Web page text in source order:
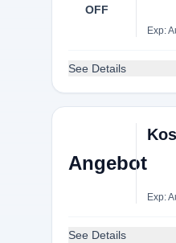
OFF
Exp:
See Details
Angebot
Exp:
See Details